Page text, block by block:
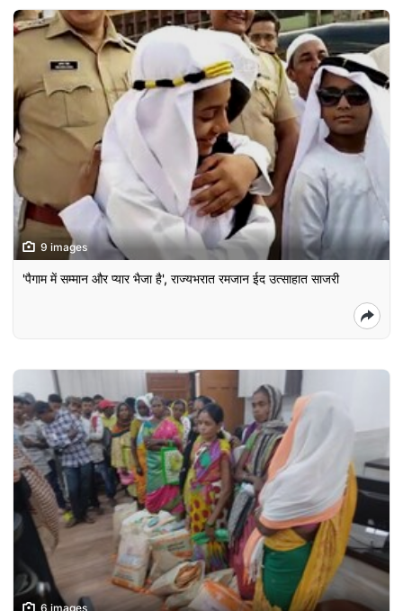
9 images
'पैगाम में सम्मान और प्यार भैजा है', राज्यभरात रमजान ईद उत्साहात साजरी
6 images